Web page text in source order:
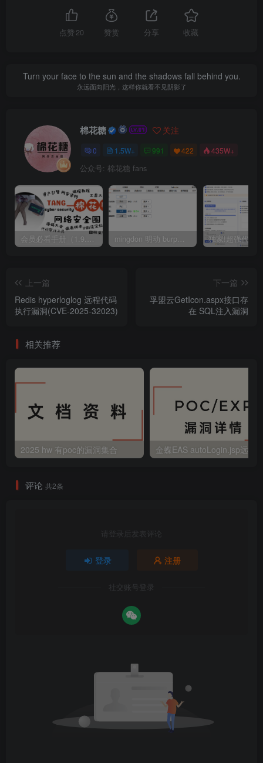
点赞20 赞赏 分享 收藏
Turn your face to the sun and the shadows fall behind you.
永远面向阳光，这样你就看不见阴影了
棉花糖 关注
0 1.5W+ 991 422 435W+
公众号: 棉花糖 fans
会员必看手册（1.9.0版本 26.4.5更新） mingdon 明动 burp插件0.2.6版本 本地时间校验去除版
上一篇
Redis hyperloglog 远程代码
执行漏洞(CVE-2025-32023)
下一篇
孚盟云GetIcon.aspx接口存
在 SQL注入漏洞
相关推荐
2025 hw 有poc的漏洞集合
评论 共2条
请登录后发表评论
登录 注册
社交账号登录